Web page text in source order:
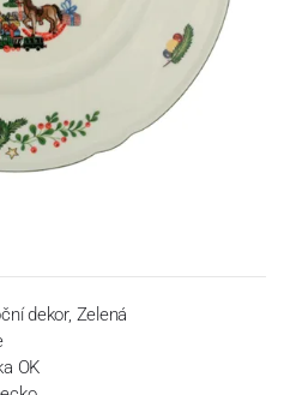
dekor, Zelená
OK